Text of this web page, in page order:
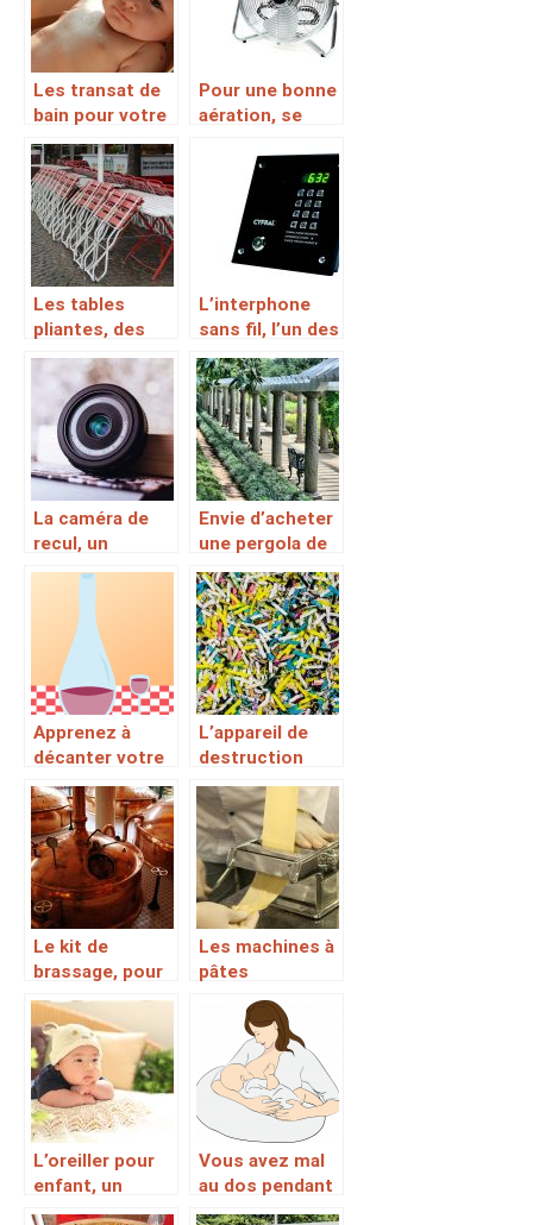
Les transat de
bain pour votre
bébé à bon prix
Pour une bonne
aération, se
ventilateur
silencieux
Les tables
pliantes, des
accessoires
indiqués pour
des
installations
internes et
externes
L’interphone
sans fil, l’un des
moyens pour
une sécurité
personnelle et
des biens
La caméra de
recul, un
accessoire
une excellente
conduite en
marche arrière
Envie d’acheter
une pergola de
qualité pour
votre domicile?
Apprenez à
décanter votre
vin en suivant
ces conseils
L’appareil de
destruction
massive des
documents
Le kit de
brassage, pour
la fabrication et
la fermentation
de nombreuses
bières
Les machines à
pâtes
électriques,
plus pratiques
en cuisine
L’oreiller pour
enfant, un
accessoire
Vous avez mal
au dos pendant
l’allaitement?